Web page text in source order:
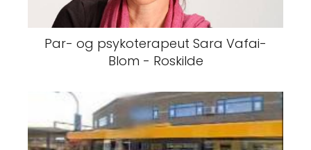
Par- og psykoterapeut Sara Vafai-
Blom - Roskilde